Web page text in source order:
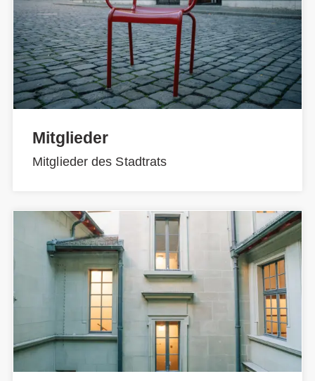
Mitglieder
Mitglieder des Stadtrats